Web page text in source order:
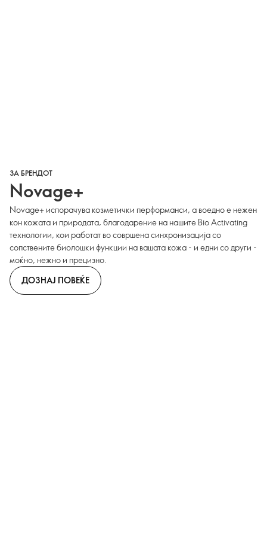
ЗА БРЕНДОТ
Novage+
Novage+ испорачува козметички перформанси, а воедно е нежен
кон кожата и природата, благодарение на нашите Bio Activating
технологии, кои работат во совршена синхронизација со
сопствените биолошки функции на вашата кожа - и едни со други -
моќно, нежно и прецизно.
ДОЗНАЈ ПОВЕЌЕ